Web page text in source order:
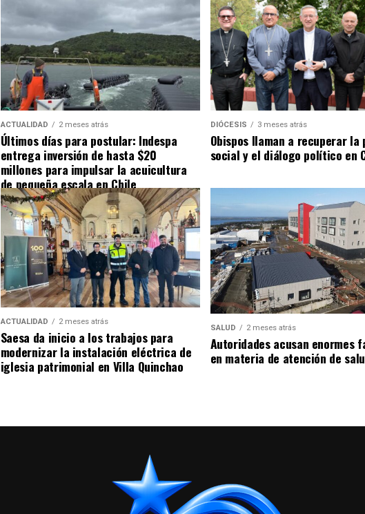
ACTUALIDAD 2 meses atrás
Últimos días para postular: Indespa
entrega inversión de hasta $20
millones para impulsar la acuicultura
de pequeña escala en Chile
DIÓCESIS 3 meses atrás
Obispos llaman a recuperar la
social y el diálogo político en
ACTUALIDAD 2 meses atrás
Saesa da inicio a los trabajos para
modernizar la instalación eléctrica de
iglesia patrimonial en Villa Quinchao
SALUD 2 meses atrás
Autoridades acusan enormes
en materia de atención de